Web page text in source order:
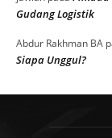
Gudang Logistik
Abdur Rakhman BA
Siapa Unggul?